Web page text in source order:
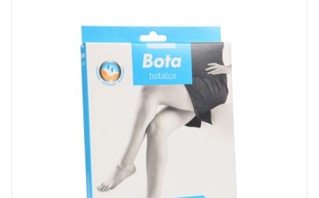
211 mm
132 mm
Kamertemperatuur (15°C -
25°C)